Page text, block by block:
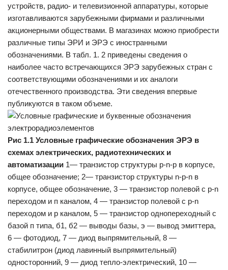
устройств, радио- и телевизионной аппаратуры, которые
изготавливаются зарубежными фирмами и различными
акционерными обществами. В магазинах можно приобрести
различные типы ЭРИ и ЭРЭ с иностранными
обозначениями. В табл. 1. 2 приведены сведения о
наиболее часто встречающихся ЭРЭ зарубежных стран с
соответствующими обозначениями и их аналоги
отечественного производства. Эти сведения впервые
публикуются в таком объеме.
Рис 1.1 Условные графические обозначения ЭРЭ в
схемах электрических, радиотехнических и
автоматизации 1— транзистор структуры р-n-р в корпусе,
общее обозначение; 2— транзистор структуры n-р-n в
корпусе, общее обозначение, 3 — транзистор полевой с p-n
переходом и п каналом, 4 — транзистор полевой с p-n
переходом и р каналом, 5 — транзистор однопереходный с
базой п типа, б1, б2 — выводы базы, э — вывод эмиттера,
6 — фотодиод, 7 — диод выпрямительный, 8 —
стабилитрон (диод лавинный выпрямительный)
односторонний, 9 — диод тепло-электрический, 10 —